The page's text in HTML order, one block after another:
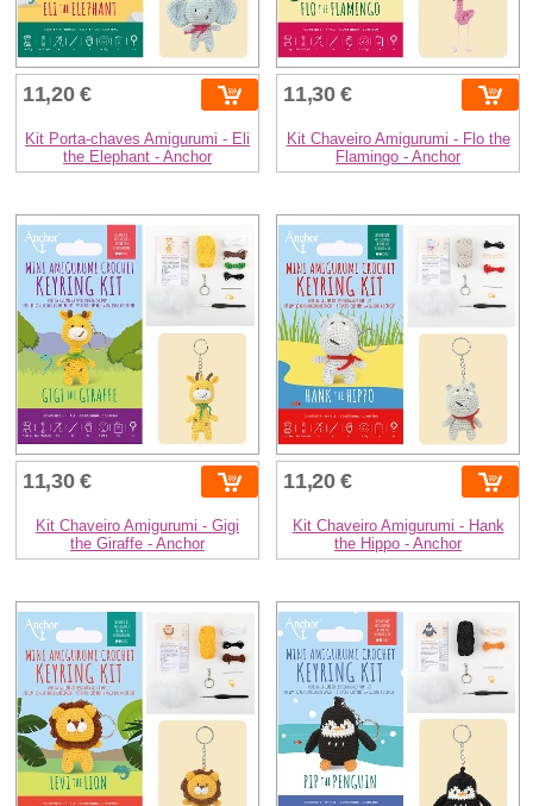
11,20 €
Kit Porta-chaves Amigurumi - Eli
the Elephant - Anchor
11,30 €
Kit Chaveiro Amigurumi - Flo the
Flamingo - Anchor
11,30 €
Kit Chaveiro Amigurumi - Gigi
the Giraffe - Anchor
11,20 €
Kit Chaveiro Amigurumi - Hank
the Hippo - Anchor